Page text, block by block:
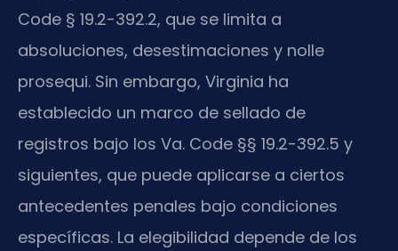
Code § 19.2-392.2, que se limita a
absoluciones, desestimaciones y nolle
prosequi. Sin embargo, Virginia ha
establecido un marco de sellado de
registros bajo los Va. Code §§ 19.2-392.5 y
siguientes, que puede aplicarse a ciertos
antecedentes penales bajo condiciones
específicas. La elegibilidad depende de los